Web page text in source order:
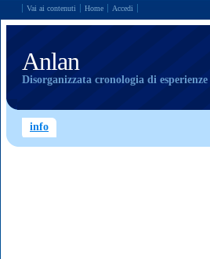
Anlan
Disorganizzata cronologia di
Vai ai contenuti Home Accedi
info